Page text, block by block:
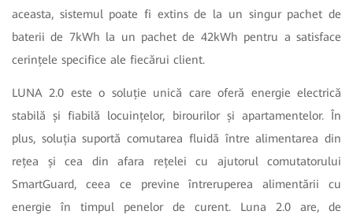
aceasta, sistemul poate fi extins de la un singur pachet de
baterii de 7kWh la un pachet de 42kWh pentru a satisface
cerințele specifice ale fiecărui client.
LUNA 2.0 este o soluție unică care oferă energie electrică
stabilă și fiabilă locuințelor, birourilor și apartamentelor. În
plus, soluția suportă comutarea fluidă între alimentarea din
rețea și cea din afara rețelei cu ajutorul comutatorului
SmartGuard, ceea ce previne întreruperea alimentării cu
energie în timpul penelor de curent. Luna 2.0 are, de